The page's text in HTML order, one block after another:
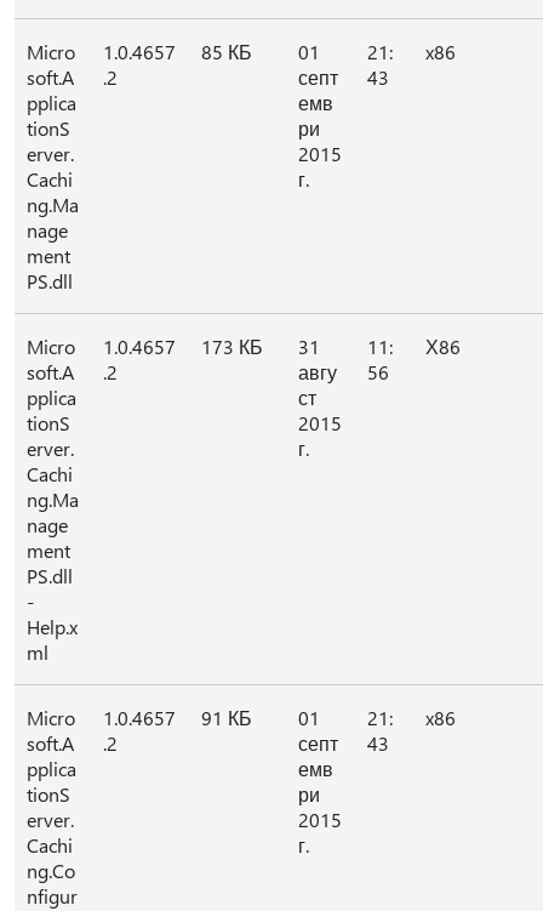
Micro
soft.A
pplica
tionS
erver.
Cachi
ng.Ma
nage
ment
PS.dll
1.0.4657
.2
85 КБ
01
септ
емв
ри
2015
г.
21:
43
x86
Micro
soft.A
pplica
tionS
erver.
Cachi
ng.Ma
nage
ment
PS.dll
-
Help.x
ml
1.0.4657
.2
173 КБ
31
авгу
ст
2015
г.
11:
56
Х86
Micro
soft.A
pplica
tionS
erver.
Cachi
ng.Co
nfigur
1.0.4657
.2
91 КБ
01
септ
емв
ри
2015
г.
21:
43
x86